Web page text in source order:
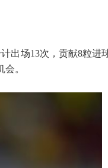
出场13次，贡献8粒进
。